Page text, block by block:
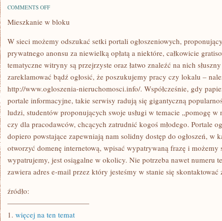
COMMENTS OFFON
ZAMIESZKANIA
CZŁOWIEKA
Mieszkanie w bloku
W sieci możemy odszukać setki portali ogłoszeniowych,
prywatnego anonsu za niewielką opłatą a niektóre, całkowicie
tematyczne witryny są przejrzyste oraz łatwo znaleźć na nich
zareklamować bądź ogłosić, że poszukujemy pracy czy lokalu –
http://www.ogloszenia-nieruchomosci.info/. Współcześnie, gdy
portale informacyjne, takie serwisy radują się gigantyczną
ludzi, studentów proponujących swoje usługi w temacie „pomogę
czy dla pracodawców, chcących zatrudnić kogoś młodego. Portale
dopiero powstające zapewniają nam solidny dostęp do ogłoszeń,
otworzyć domenę internetową, wpisać wypatrywaną frazę i możemy
wypatrujemy, jest osiągalne w okolicy. Nie potrzeba nawet numeru
zawiera adres e-mail przez który jesteśmy w stanie się
źródło:
———————————
1. więcej na ten temat